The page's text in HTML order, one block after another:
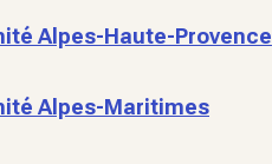
Alpes-Haute-Provence
Alpes-Maritimes